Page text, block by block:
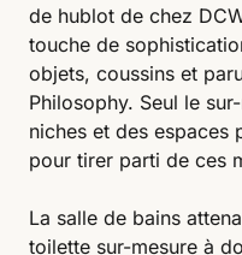
de hublot de chez
touche de
objets, coussins et
Philosophy. Seul le
niches et des espaces
pour tirer parti de ces
La salle de bains
toilette sur-mesure à